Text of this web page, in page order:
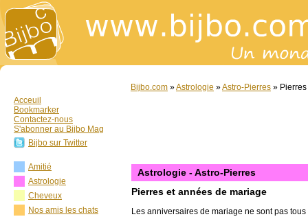
Acceuil
Bookmarker
Contactez-nous
S'abonner au Bijbo Mag
Bijbo sur Twitter
Amitié
Astrologie
Cheveux
Nos amis les chats
Bijbo.com »Astrologie »Astro-Pierres »
Astrologie - Astro-Pierres
Pierres et années de mariage
Les anniversaires de mariage ne sont pas